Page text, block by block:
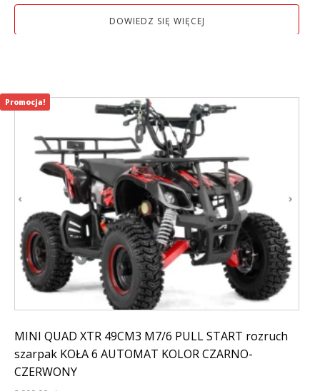
wynosiła:
wynosi:
4
DOWIEDZ SIĘ WIĘCEJ
MINI QUAD XTR 49CM3 M7/6 PULL START rozruch
szarpak KOŁA 6 AUTOMAT KOLOR CZARNO-
CZERWONY
Promocja!